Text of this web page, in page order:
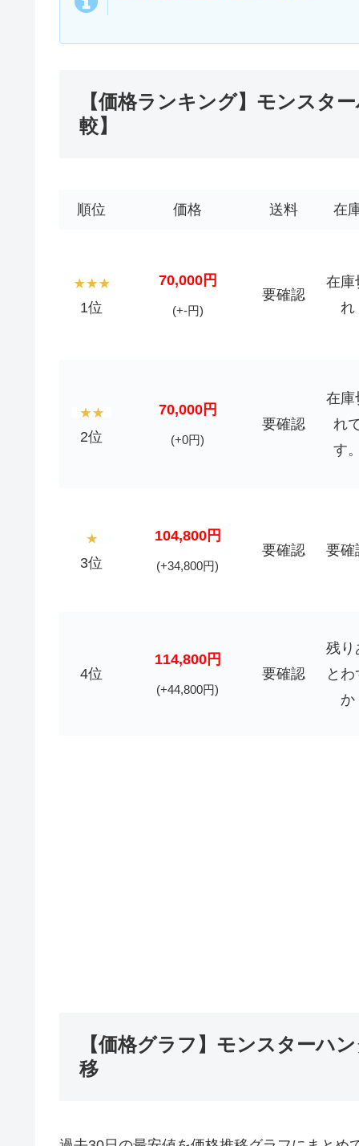
【価格ランキング】モンスタ
較】
順位 価格 送料 在
1位
70,000円
(+-円)
要確認
在庫
れ
2位
70,000円
(+0円)
要確認
在庫
れ
す
3位
104,800円
(+34,800円)
要確認 要確
4位
114,800円
(+44,800円)
要確認
残り
とわ
か
【価格グラフ】モンスターハ
移